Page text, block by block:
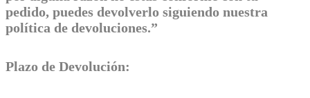
pedido, puedes devolverlo siguiendo nuestra
política de devoluciones.”
Plazo de Devolución: